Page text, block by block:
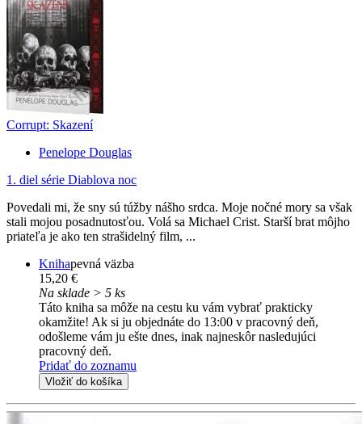
Corrupt: Skazení
Penelope Douglas
1. diel série Diablova noc
Povedali mi, že sny sú túžby nášho srdca. Moje nočné mory sa však
stali mojou posadnutosťou. Volá sa Michael Crist. Starší brat môjho
priateľa je ako ten strašidelný film, ...
Knihapevná väzba
15,20 €
Na sklade > 5 ks
Táto kniha sa môže na cestu ku vám vybrať prakticky
okamžite! Ak si ju objednáte do 13:00 v pracovný deň,
odošleme vám ju ešte dnes, inak najneskôr nasledujúci
pracovný deň.
Pridať do zoznamu
Vložiť do košíka